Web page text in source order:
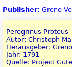
Publisher: Greno
Peregrinus Proteus
Autor: Christoph
Herausgeber:
Jahr: 1791
Quelle: Project